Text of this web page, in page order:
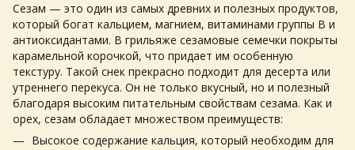
Сезам — это один из самых древних и полезных продуктов,
который богат кальцием, магнием, витаминами группы B и
антиоксидантами. В грильяже сезамовые семечки покрыты
карамельной корочкой, что придает им особенную
текстуру. Такой снек прекрасно подходит для десерта или
утреннего перекуса. Он не только вкусный, но и полезный
благодаря высоким питательным свойствам сезама. Как и
орех, сезам обладает множеством преимуществ:
Высокое содержание кальция, который необходим для